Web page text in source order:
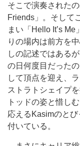
そこで演奏された
Friends」。そして
まい「Hello It’s
りの場内は前方を
しの記述ではある
の日何度目だった
して頂点を迎え、
ストラトシェイプ
トッドの姿と惜し
応えるKasimのと
付いている。